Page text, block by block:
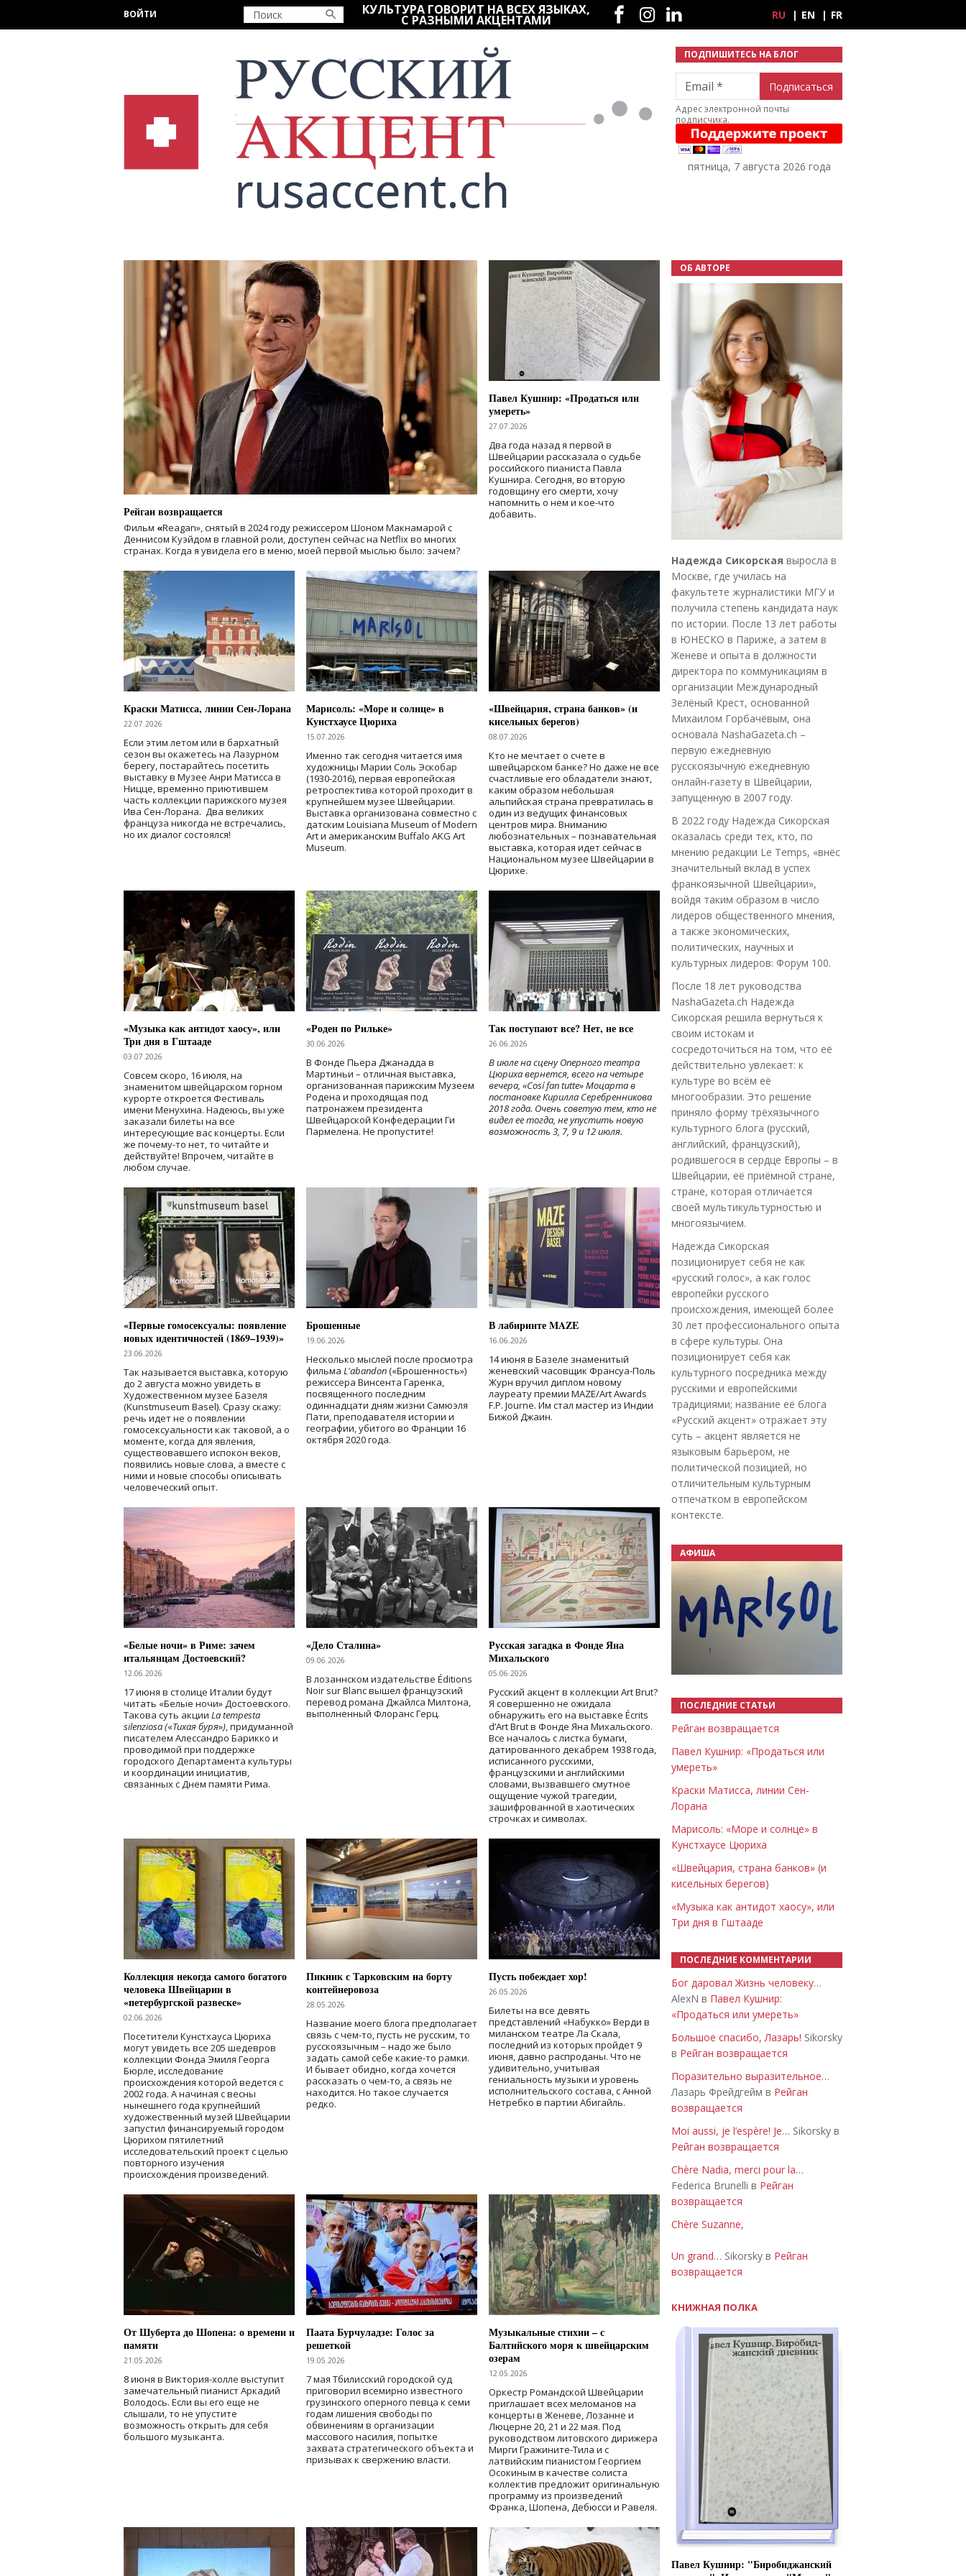
ВОЙТИ КУЛЬТУРА ГОВОРИТ НА ВСЕХ ЯЗЫКАХ,
С РАЗНЫМИ АКЦЕНТАМИ
Социальные сети
RU EN FR
ПОДПИШИТЕСЬ НА БЛОГ
Email
Адрес электронной почты
подписчика.
пятница, 7 августа 2026 года
Рейган возвращается
Фильм «Reagan», снятый в 2024 годурежиссером Шоном Макнамарой с
Деннисом Куэйдом в главной роли, доступен сейчас на Netflix во многих
странах. Когда я увидела его в меню, моей первой мыслью было: зачем?
Павел Кушнир: «Продаться или
умереть»
27.07.2026
Два года назад я первой в
Швейцарии рассказала о судьбе
российского пианиста Павла
Кушнира. Сегодня, во вторую
годовщину его смерти, хочу
напомнить о нем и кое-что
добавить.
Краски Матисса, линии Сен-Лорана
22.07.2026
Если этим летом или в бархатный
сезон вы окажетесь на Лазурном
берегу, постарайтесь посетить
выставку в Музее Анри Матисса в
Ницце, временно приютившем
часть коллекции парижского музея
Ива Сен-Лорана. Два великих
француза никогда не встречались,
но их диалог состоялся!
Марисоль: «Море и солнце» в
Кунстхаусе Цюриха
15.07.2026
Именно так сегодня читается имя
художницы Марии Соль Эскобар
(1930-2016), первая европейская
ретроспектива которой проходит в
крупнейшем музее Швейцарии.
Выставка организована совместно с
датским Louisiana Museum of Modern
Art и американским Buffalo AKG Art
Museum.
«Швейцария, страна банков» (и
кисельных берегов)
08.07.2026
Кто не мечтает о счете в
швейцарском банке? Но даже не все
счастливые его обладатели знают,
каким образом небольшая
альпийская страна превратилась в
один из ведущих финансовых
центров мира. Вниманию
любознательных – познавательная
выставка, которая идет сейчас в
Национальном музее Швейцарии в
Цюрихе.
«Музыка как антидот хаосу», или
Три дня в Гштааде
03.07.2026
Совсем скоро, 16 июля, на
знаменитом швейцарском горном
курорте откроется Фестиваль
имени Менухина. Надеюсь, вы уже
заказали билеты на все
интересующие вас концерты. Если
же почему-то нет, то читайте и
действуйте! Впрочем, читайте в
любом случае.
«Роден по Рильке»
30.06.2026
В Фонде Пьера Джанадда в
Мартиньи – отличная выставка,
организованная парижским Музеем
Родена и проходящая под
патронажем президента
Швейцарской Конфедерации Ги
Пармелена. Не пропустите!
Так поступают все? Нет, не все
26.06.2026
В июле на сцену Оперного театра
Цюриха вернется, всего на четыре
вечера, «Cosí fan tutte» Моцарта в
постановке Кирилла Серебренникова
2018 года. Очень советую тем, кто не
видел ее тогда, не упустить новую
возможность 3, 7, 9 и 12 июля.
«Первые гомосексуалы: появление
новых идентичностей (1869–1939)»
23.06.2026
Так называется выставка, которую
до 2 августа можно увидеть в
Художественном музее Базеля
(Kunstmuseum Basel). Сразу скажу:
речь идет не о появлении
гомосексуальности как таковой, а о
моменте, когда для явления,
существовавшего испокон веков,
появились новые слова, а вместе с
ними и новые способы описывать
человеческий опыт.
Брошенные
19.06.2026
Несколько мыслей после просмотра
фильма L'abandon(«Брошенность»)
режиссера Винсента Гаренка,
посвященного последним
одиннадцати дням жизни Самюэля
Пати, преподавателя истории и
географии, убитого во Франции 16
октября 2020 года.
В лабиринте MAZE
16.06.2026
14 июня в Базеле знаменитый
женевский часовщик Франсуа-Поль
Журн вручил диплом новому
лауреату премии MAZE/Art Awards
F.P. Journe. Им стал мастер из Индии
Бижой Джаин.
«Белые ночи» в Риме: зачем
итальянцам Достоевский?
12.06.2026
17 июня в столице Италии будут
читать «Белые ночи» Достоевского.
Такова суть акции La tempesta
silenziosa («Тихая буря»), придуманной
писателем Алессандро Барикко и
проводимой при поддержке
городского Департамента культуры
и координации инициатив,
связанных с Днем памяти Рима.
«Дело Сталина»
09.06.2026
В лозаннском издательстве Éditions
Noir sur Blanc вышел французский
перевод романа Джайлса Милтона,
выполненный Флоранс Герц.
Русская загадка в Фонде Яна
Михальского
05.06.2026
Русский акцент в коллекции Art Brut?
Я совершенно не ожидала
обнаружить его на выставке Écrits
d’Art Brut в Фонде Яна Михальского.
Все началось с листка бумаги,
датированного декабрем 1938 года,
исписанного русскими,
французскими и английскими
словами, вызвавшего смутное
ощущение чужой трагедии,
зашифрованной в хаотических
строчках и символах.
Коллекция некогда самого богатого
человека Швейцарии в
«петербургской развеске»
02.06.2026
Посетители Кунстхауса Цюриха
могут увидеть все 205 шедевров
коллекции Фонда Эмиля Георга
Бюрле, исследование
происхождения которой ведется с
2002 года. А начиная с весны
нынешнего года крупнейший
художественный музей Швейцарии
запустил финансируемый городом
Цюрихом пятилетний
исследовательский проект с целью
повторного изучения
происхождения произведений.
Пикник с Тарковским на борту
контейнеровоза
28.05.2026
Название моего блога предполагает
связь с чем-то, пусть не русским, то
русскоязычным – надо же было
задать самой себе какие-то рамки.
И бывает обидно, когда хочется
рассказать о чем-то, а связь не
находится. Но такое случается
редко.
Пусть побеждает хор!
26.05.2026
Билеты на все девять
представлений «Набукко» Верди в
миланском театре Ла Скала,
последний из которых пройдет 9
июня, давно распроданы. Что не
удивительно, учитывая
гениальность музыки и уровень
исполнительского состава, с Анной
Нетребко в партии Абигайль.
От Шуберта до Шопена: о времени и
памяти
21.05.2026
8 июня в Виктория-холле выступит
замечательный пианист Аркадий
Володось. Если вы его еще не
слышали, то не упустите
возможность открыть для себя
большого музыканта.
Паата Бурчуладзе: Голос за
решеткой
19.05.2026
7 мая Тбилисский городской суд
приговорил всемирно известного
грузинского оперного певца к семи
годам лишения свободы по
обвинениям в организации
массового насилия, попытке
захвата стратегического объекта и
призывах к свержению власти.
Музыкальные стихии – с
Балтийского моря к швейцарским
озерам
12.05.2026
Оркестр Романдской Швейцарии
приглашает всех меломанов на
концерты в Женеве, Лозанне и
Люцерне 20, 21 и 22 мая. Под
руководством литовского дирижера
Мирги Гражините-Тила и с
латвийским пианистом Георгием
Осокиным в качестве солиста
коллектив предложит оригинальную
программу из произведений
Франка, Шопена, Дебюсси и Равеля.
ОБ АВТОРЕ
Надежда Сикорская выросла в
Москве, где училась на
факультете журналистики МГУ и
получила степень кандидата наук
по истории. После 13 лет работы
в ЮНЕСКО в Париже, а затем в
Женеве и опыта в должности
директора по коммуникациям в
организации Международный
Зелёный Крест, основанной
Михаилом Горбачёвым, она
основала NashaGazeta.ch –
первую ежедневную
русскоязычную ежедневную
онлайн-газету в Швейцарии,
запущенную в 2007 году.
В 2022 году Надежда Сикорская
оказалась среди тех, кто, по
мнению редакции Le Temps, «внёс
значительный вклад в успех
франкоязычной Швейцарии»,
войдя таким образом в число
лидеров общественного мнения,
а также экономических,
политических, научных и
культурных лидеров: Форум 100.
После 18 лет руководства
NashaGazeta.ch Надежда
Сикорская решила вернуться к
своим истокам и
сосредоточиться на том, что её
действительно увлекает: к
культуре во всём её
многообразии. Это решение
приняло форму трёхязычного
культурного блога (русский,
английский, французский),
родившегося в сердце Европы – в
Швейцарии, её приёмной стране,
стране, которая отличается
своей мультикультурностью и
многоязычием.
Надежда Сикорская
позиционирует себя не как
«русский голос», а как голос
европейки русского
происхождения, имеющей более
30 лет профессионального опыта
в сфере культуры. Она
позиционирует себя как
культурного посредника между
русскими и европейскими
традициями; название её блога
«Русский акцент» отражает эту
суть – акцент является не
языковым барьером, не
политической позицией, но
отличительным культурным
отпечатком в европейском
контексте.
АФИША
ПОСЛЕДНИЕ СТАТЬИ
Рейган возвращается
Павел Кушнир: «Продаться или
умереть»
Краски Матисса, линии Сен-
Лорана
Марисоль: «Море и солнце» в
Кунстхаусе Цюриха
«Швейцария, страна банков» (и
кисельных берегов)
«Музыка как антидот хаосу», или
Три дня в Гштааде
ПОСЛЕДНИЕ КОММЕНТАРИИ
Бог даровал Жизнь человеку…
AlexN в Павел Кушнир:
«Продаться или умереть»
Большое спасибо, Лазарь! Sikorsky
в Рейган возвращается
Поразительно выразительное…
Лазарь Фрейдгейм в Рейган
возвращается
Moi aussi, je l’espère! Je… Sikorsky в
Рейган возвращается
Chère Nadia, merci pour la…
Federica Brunelli в Рейган
возвращается
Chère Suzanne,
Un grand… Sikorsky в Рейган
возвращается
КНИЖНАЯ ПОЛКА
Павел Кушнир: "Биробиджанский